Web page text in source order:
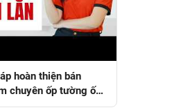
hoàn thiện bán
chuyên ốp tường ốp